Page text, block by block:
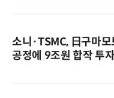
소니·TSMC, 日구마모
공정에 9조원 합작 투